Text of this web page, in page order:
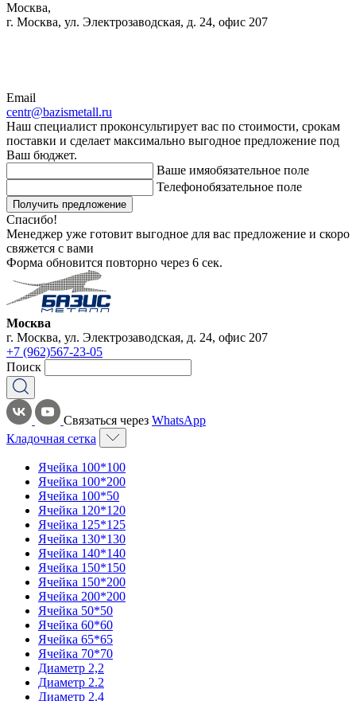
Москва,
г. Москва, ул. Электрозаводская, д. 24, офис 207
Email
centr@bazismetall.ru
Наш специалист проконсультирует вас по стоимости, срокам
поставки и сделает максимально выгодное предложение под
Ваш бюджет.
Ваше имяобязательное поле
Телефонобязательное поле
Получить предложение
Спасибо!
Менеджер уже готовит выгодное для вас предложение и скоро
свяжется с вами
Форма обновится повторно через 6 сек.
Москва
г. Москва, ул. Электрозаводская, д. 24, офис 207
+7 (962)567-23-05
Поиск
Связаться через WhatsApp
Кладочная сетка
Ячейка 100*100
Ячейка 100*200
Ячейка 100*50
Ячейка 120*120
Ячейка 125*125
Ячейка 130*130
Ячейка 140*140
Ячейка 150*150
Ячейка 150*200
Ячейка 200*200
Ячейка 50*50
Ячейка 60*60
Ячейка 65*65
Ячейка 70*70
Диаметр 2,2
Диаметр 2.2
Диаметр 2.4